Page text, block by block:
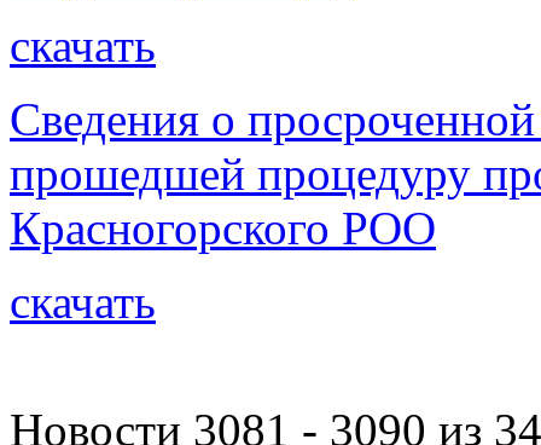
скачать
Сведения о
прошедшей процедуру
Красногорского РОО
скачать
Новости 3081 - 3090 из